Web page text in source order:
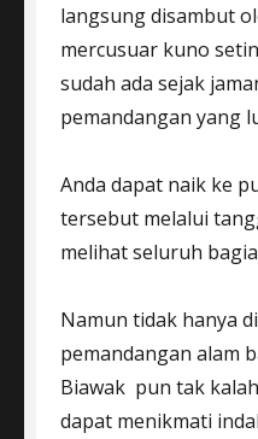
langsung disambut
mercusuar kuno
sudah ada sejak
pemandangan yang
Anda dapat naik ke
tersebut melalui
melihat seluruh
Namun tidak hanya
pemandangan alam
Biawak pun tak
dapat menikmati